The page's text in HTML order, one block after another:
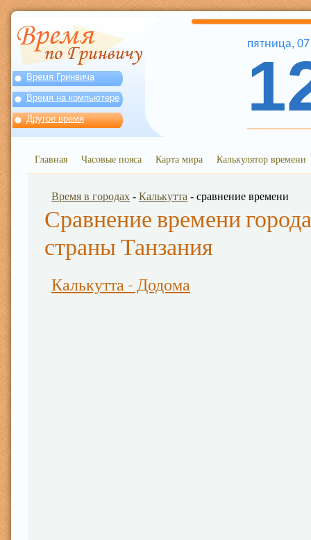
Время Гринвича
Время на компьютере
Другое время
пятница, 07
Главная Часовые пояса Карта мира Калькулятор времени
Время в городах - Калькутта - сравнение времени
Сравнение времени
страны Танзания
Калькутта - Додома